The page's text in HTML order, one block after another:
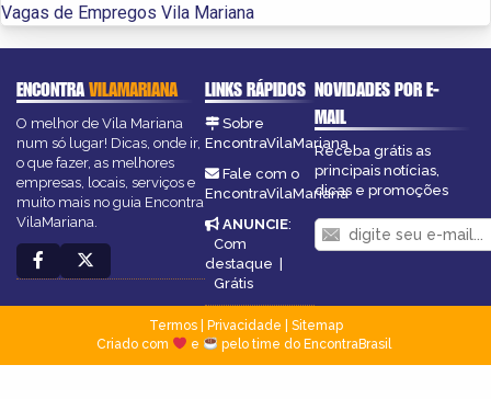
Vagas de Empregos Vila Mariana
ENCONTRAVILAMARIANA
O melhor de Vila Mariana
num só lugar! Dicas, onde ir,
o que fazer, as melhores
empresas, locais, serviços e
muito mais no guia Encontra
VilaMariana.
LINKS RÁPIDOS
Sobre
EncontraVilaMariana
Fale com o
EncontraVilaMariana
ANUNCIE:
Com
destaque |
Grátis
NOVIDADES POR E-
MAIL
Receba grátis as
principais notícias,
dicas e promoções
Termos| Privacidade
Sitemap
Criado com
e pelo time do EncontraBrasil